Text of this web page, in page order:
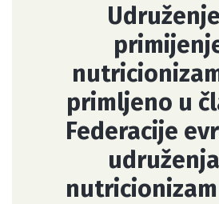
primljeno u
Federacije
nutricionizam